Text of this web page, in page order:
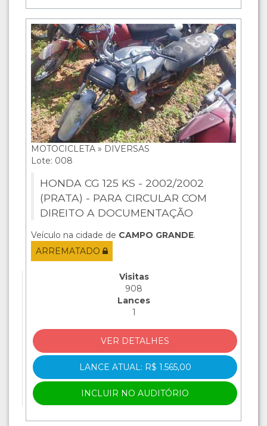
MOTOCICLETA » DIVERSAS
Lote: 008
HONDA CG 125 KS - 2002/2002
(PRATA) - PARA CIRCULAR COM
DIREITO A DOCUMENTAÇÃO
Veículo na cidade de CAMPO GRANDE.
ARREMATADO
Visitas
908
Lances
1
VER DETALHES
LANCE ATUAL: R$ 1.565,00
INCLUIR NO AUDITÓRIO